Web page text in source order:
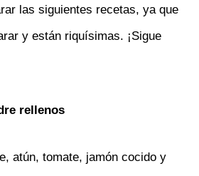
las siguientes recetas, ya que
y están riquísimas. ¡Sigue
rellenos
atún, tomate, jamón cocido y